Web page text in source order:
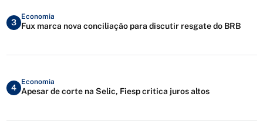
3
Economia
Fux marca nova conciliação para discutir resgate do BRB
4
Economia
Apesar de corte na Selic, Fiesp critica juros altos